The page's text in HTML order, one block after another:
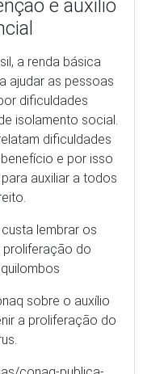
auxiliar a todos
lembrar os
proliferação do
sobre o auxílio
a proliferação do
conaq-publica-
rela…
nos Quilombos'’utiliza